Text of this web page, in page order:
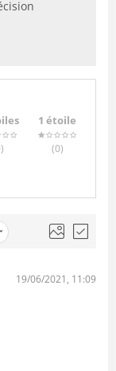
)
1 étoile
(0)
19/06/2021, 11:09